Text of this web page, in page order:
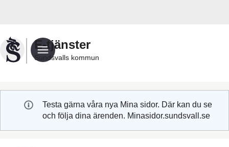
Sundsvalls
kommuns
e-
E-tjänster
Sundsvalls kommun
Testa gärna våra nya Mina sidor. Där kan du se
och följa dina ärenden. Minasidor.sundsvall.se